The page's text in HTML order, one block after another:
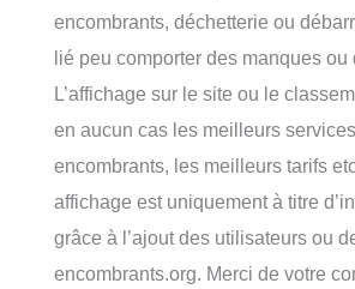
encombrants, déchetterie ou
lié peu comporter des manques ou
L’affichage sur le site ou le
en aucun cas les meilleurs
encombrants, les meilleurs tarifs
affichage est uniquement à titre
grâce à l’ajout des utilisateurs ou
encombrants.org. Merci de votre